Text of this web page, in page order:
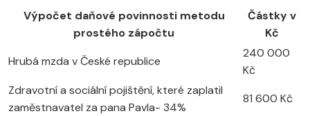
Výpočet daňové povinnosti metodu
prostého zápočtu
Částky v
Kč
Hrubá mzda v České republice
240 000
Kč
Zdravotní a sociální pojištění, které zaplatil
zaměstnavatel za pana Pavla- 34%
81 600 Kč